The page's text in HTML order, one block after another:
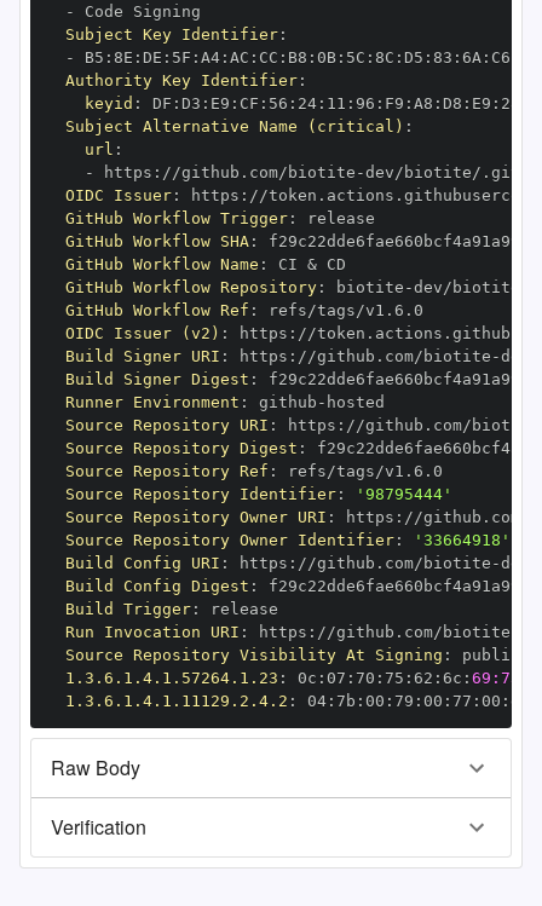
-
Subject Key Identifier:
-
B5 : 8E : DE : 5F : A4: AC : CC : B8 : 0B: 5C : 8C : D5 : 83 : 6A : C6
Authority Key Identifier:
keyid : DF : D3 : E9 : CF : 56 : 24: 11 : 96 : F9 : A8 : D8 : E9 : 28
Subject Alternative Name (critical) :
url :
-
https : //github.com/biotite -
OIDC Issuer: https :
GitHub Workflow Trigger:
GitHub Workflow SHA:
GitHub Workflow Name :
GitHub Workflow Repository: biotite -
GitHub Workflow Ref :
OIDC Issuer (v2) : https :
Build Signer URI : https : //github.com/biotite -
Build Signer Digest :
Runner Environment : github -
Source Repository URI : https : //github.com/biotite
Source Repository Digest :
Source Repository Ref :
Source Repository Identifier:
'98795444'
Source Repository Owner URI : https : //github.com/
Source Repository Owner Identifier:
'33664918'
Build Config URI : https : //github.com/biotite -
Build Config Digest :
Build Trigger:
Run Invocation URI : https : //github.com/biotite
Source Repository Visibility At Signing :
1.3.6.1.4.1.57264.1.23 : 0c : 07 : 70 : 75 : 62 : 6c :
1.3.6.1.4.1.11129.2.4.2 : 04: 7b : 00 : 79 : 00 : 77 : 00 : dd
Raw Body
Verification